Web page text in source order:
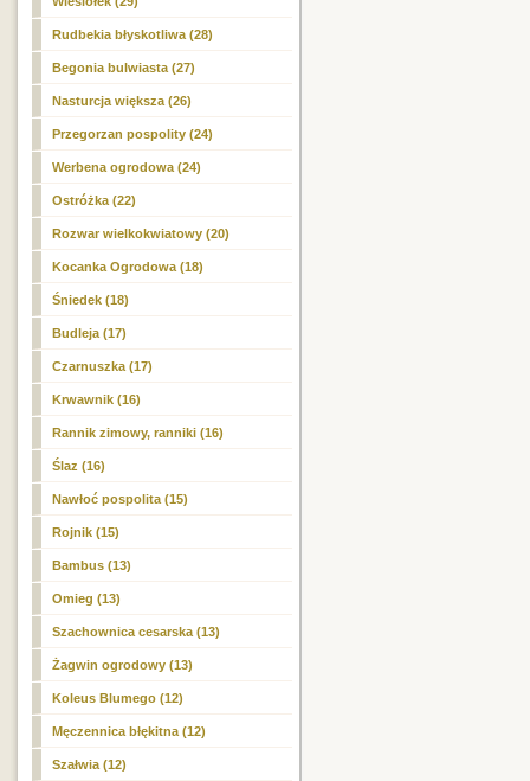
Rudbekia błyskotliwa (28)
Begonia bulwiasta (27)
Nasturcja większa (26)
Przegorzan pospolity (24)
Werbena ogrodowa (24)
Ostróżka (22)
Rozwar wielkokwiatowy (20)
Kocanka Ogrodowa (18)
Śniedek (18)
Budleja (17)
Czarnuszka (17)
Krwawnik (16)
Rannik zimowy, ranniki (16)
Ślaz (16)
Nawłoć pospolita (15)
Rojnik (15)
Bambus (13)
Omieg (13)
Szachownica cesarska (13)
Żagwin ogrodowy (13)
Koleus Blumego (12)
Męczennica błękitna (12)
Szałwia (12)